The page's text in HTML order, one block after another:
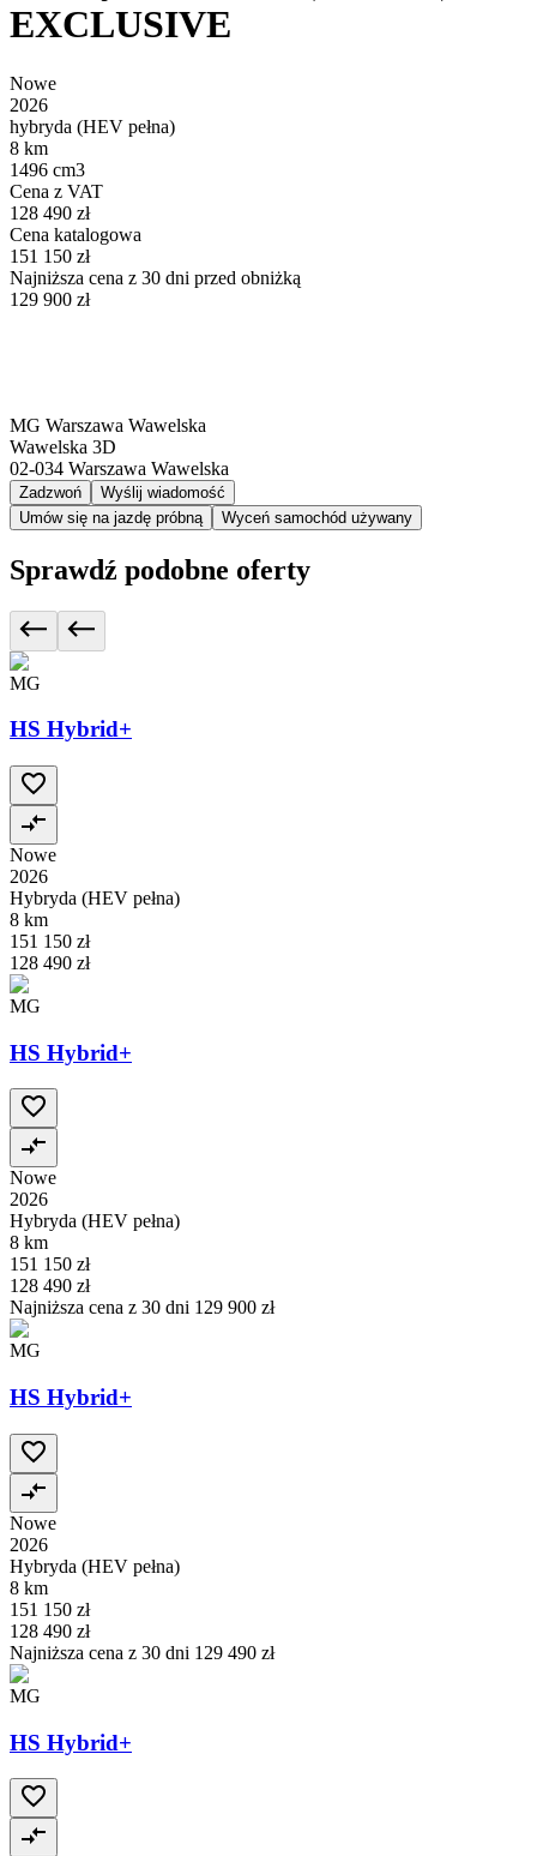
EXCLUSIVE
Nowe
2026
hybryda (HEV pełna)
8 km
1496 cm3
Cena z VAT
128 490 zł
Cena katalogowa
151 150 zł
Najniższa cena z 30 dni przed obniżką
129 900 zł
MG Warszawa Wawelska
Wawelska 3D
02-034 Warszawa Wawelska
Zadzwoń
Wyślij wiadomość
Umów się na jazdę próbną
Wyceń samochód używany
Sprawdź podobne oferty
MG
HS Hybrid+
Nowe
2026
Hybryda (HEV pełna)
8 km
151 150 zł
128 490 zł
MG
HS Hybrid+
Nowe
2026
Hybryda (HEV pełna)
8 km
151 150 zł
128 490 zł
Najniższa cena z 30 dni 129 900 zł
MG
HS Hybrid+
Nowe
2026
Hybryda (HEV pełna)
8 km
151 150 zł
128 490 zł
Najniższa cena z 30 dni 129 490 zł
MG
HS Hybrid+